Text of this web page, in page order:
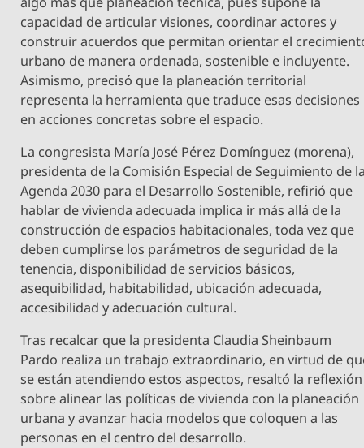
capacidad de articular visiones, coordinar actores y
construir acuerdos que permitan orientar el
urbano de manera ordenada, sostenible e incluyente.
Asimismo, precisó que la planeación territorial
representa la herramienta que traduce esas decisiones
en acciones concretas sobre el espacio.
La congresista María José Pérez Domínguez (morena),
presidenta de la Comisión Especial de Seguimiento de
Agenda 2030 para el Desarrollo Sostenible, refirió que
hablar de vivienda adecuada implica ir más allá de la
construcción de espacios habitacionales, toda vez que
deben cumplirse los parámetros de seguridad de la
tenencia, disponibilidad de servicios básicos,
asequibilidad, habitabilidad, ubicación adecuada,
accesibilidad y adecuación cultural.
Tras recalcar que la presidenta Claudia Sheinbaum
Pardo realiza un trabajo extraordinario, en virtud de
se están atendiendo estos aspectos, resaltó la reflexión
sobre alinear las políticas de vivienda con la planeación
urbana y avanzar hacia modelos que coloquen a las
personas en el centro del desarrollo.